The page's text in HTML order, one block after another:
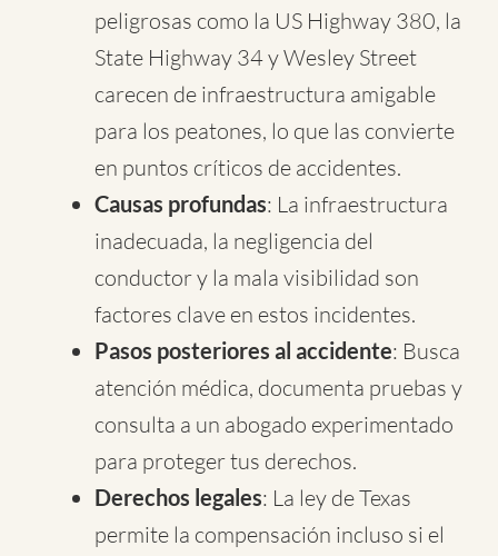
peligrosas como la US Highway 380, la
State Highway 34 y Wesley Street
carecen de infraestructura amigable
para los peatones, lo que las convierte
en puntos críticos de accidentes.
Causas profundas: La infraestructura
inadecuada, la negligencia del
conductor y la mala visibilidad son
factores clave en estos incidentes.
Pasos posteriores al accidente: Busca
atención médica, documenta pruebas y
consulta a un abogado experimentado
para proteger tus derechos.
Derechos legales: La ley de Texas
permite la compensación incluso si el